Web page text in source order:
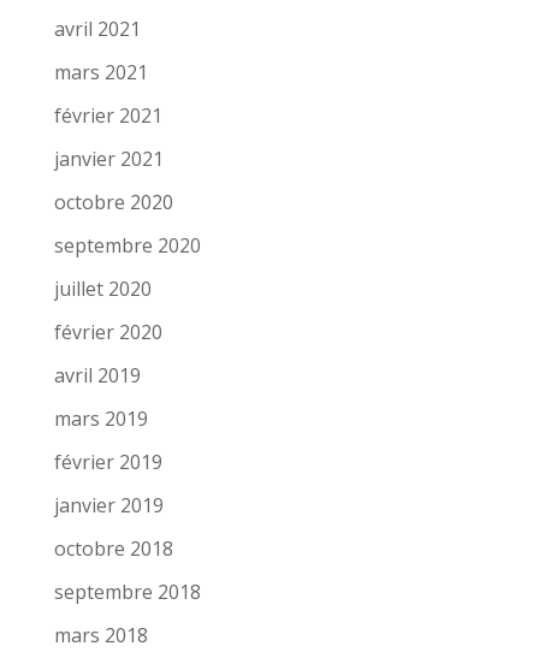
avril 2021
mars 2021
février 2021
janvier 2021
octobre 2020
septembre 2020
juillet 2020
février 2020
avril 2019
mars 2019
février 2019
janvier 2019
octobre 2018
septembre 2018
mars 2018